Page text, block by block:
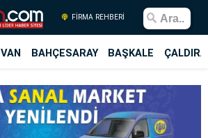
FİRMA REHBERİ
VAN BAHÇESARAY BAŞKALE